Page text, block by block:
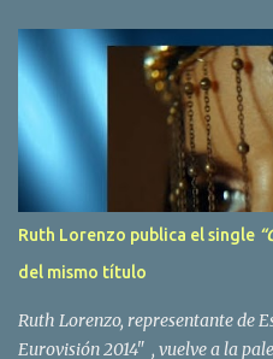
padeciendo desde hace tiempo.
nacida en 1957, entró a formar
antes mencionada en el año
el año 1980 cuando son elegidos
Dublín donde, con su tema
12 de 19 países. Tras esta
el disco Entrañablemente ,
America Latina, en especial en
temporadas. En Trigo Limpio
Ruth Lorenzo publica el single
del mismo título
Ruth Lorenzo, representante de
Eurovisión 2014" , vuelve a la